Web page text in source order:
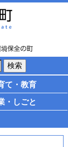
て・教育
・しごと